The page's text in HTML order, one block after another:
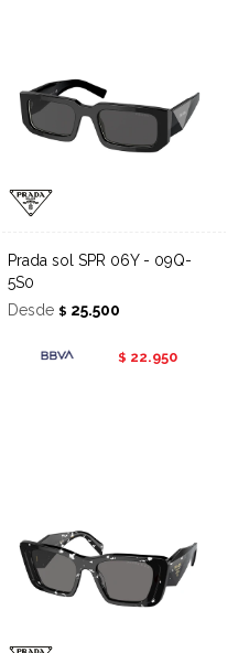
Prada sol SPR 06Y - 09Q-
5S0
Desde $ 25.500
$ 22.950